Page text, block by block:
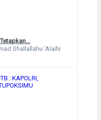
Shallallahu ‘Alaihi